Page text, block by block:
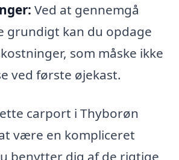
Ved at gennemgå
grundigt kan du opdage
som måske ikke
ved første øjekast.
carport i Thyborøn
være en kompliceret
benytter dig af de rigtige